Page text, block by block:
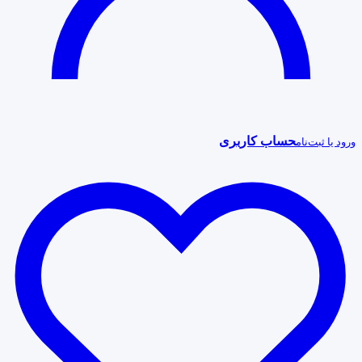
ورود یا ثبت‌نامحساب کاربری